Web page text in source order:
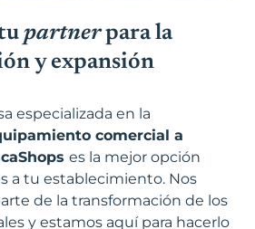
partnerpara la
y expansión
especializada en la
comercial a
es la mejor opción
a tu establecimiento. Nos
de la transformación de los
y estamos aquí para hacerlo